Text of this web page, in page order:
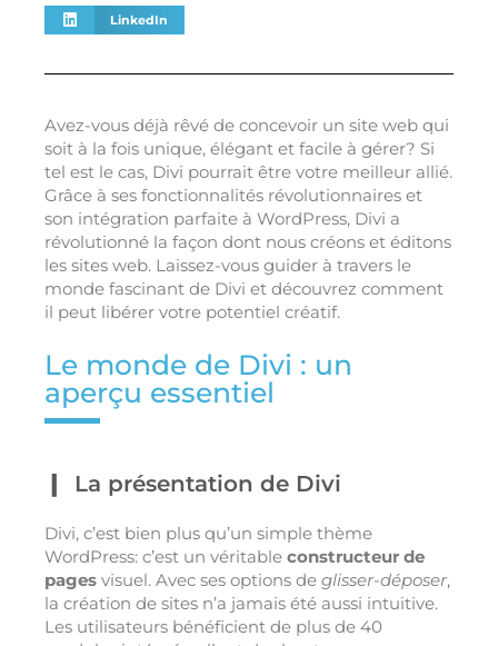
LinkedIn
Avez-vous déjà rêvé de concevoir un site web qui
soit à la fois unique, élégant et facile à gérer? Si
tel est le cas, Divi pourrait être votre meilleur allié.
Grâce à ses fonctionnalités révolutionnaires et
son intégration parfaite à WordPress, Divi a
révolutionné la façon dont nous créons et éditons
les sites web. Laissez-vous guider à travers le
monde fascinant de Divi et découvrez comment
il peut libérer votre potentiel créatif.
Le monde de Divi : un
aperçu essentiel
La présentation de Divi
Divi, c’est bien plus qu’un simple thème
WordPress: c’est un véritable constructeur de
pages visuel. Avec ses options de glisser-déposer,
la création de sites n’a jamais été aussi intuitive.
Les utilisateurs bénéficient de plus de 40